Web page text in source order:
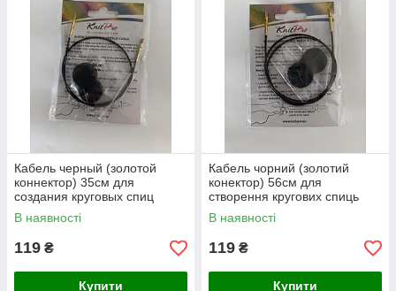
Кабель черный (золотой
коннектор) 35см для
создания круговых спиц
длиной 60см. KnitPro
В наявності
119 ₴
Купити
Кабель чорний (золотий
конектор) 56см для
створення кругових спиць
завдовжки 80см. KnitPro
В наявності
119 ₴
Купити